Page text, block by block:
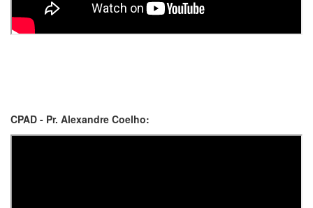
CPAD - Pr. Alexandre Coelho: